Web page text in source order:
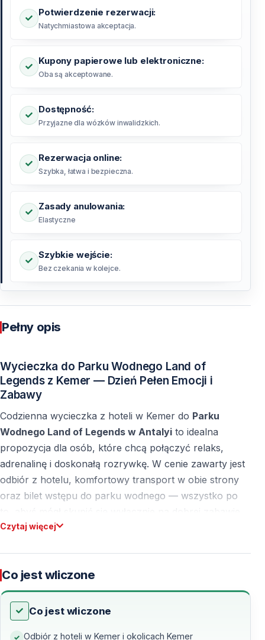
Potwierdzenie rezerwacji:
Natychmiastowa akceptacja.
Kupony papierowe lub elektroniczne:
Oba są akceptowane.
Dostępność:
Przyjazne dla wózków inwalidzkich.
Rezerwacja online:
Szybka, łatwa i bezpieczna.
Zasady anulowania:
Elastyczne
Szybkie wejście:
Bez czekania w kolejce.
Pełny opis
Wycieczka do Parku Wodnego Land of
Legends z Kemer — Dzień Pełen Emocji i
Zabawy
Codzienna wycieczka z hoteli w Kemer do Parku
Wodnego Land of Legends w Antalyi to idealna
propozycja dla osób, które chcą połączyć relaks,
adrenalinę i doskonałą rozrywkę. W cenie zawarty jest
odbiór z hotelu, komfortowy transport w obie strony
oraz bilet wstępu do parku wodnego — wszystko po
Odkryj Park Wodny Land of Legends w Antalyi
Land of Legends to jeden z najbardziej imponujących
parków wodnych w Turcji, łączący nowoczesne
atrakcje z wyjątkową atmosferą. Znajdziesz tu zarówno
Czytaj więcej
Co jest wliczone
Co jest wliczone
Odbiór z hoteli w Kemer i okolicach Kemer